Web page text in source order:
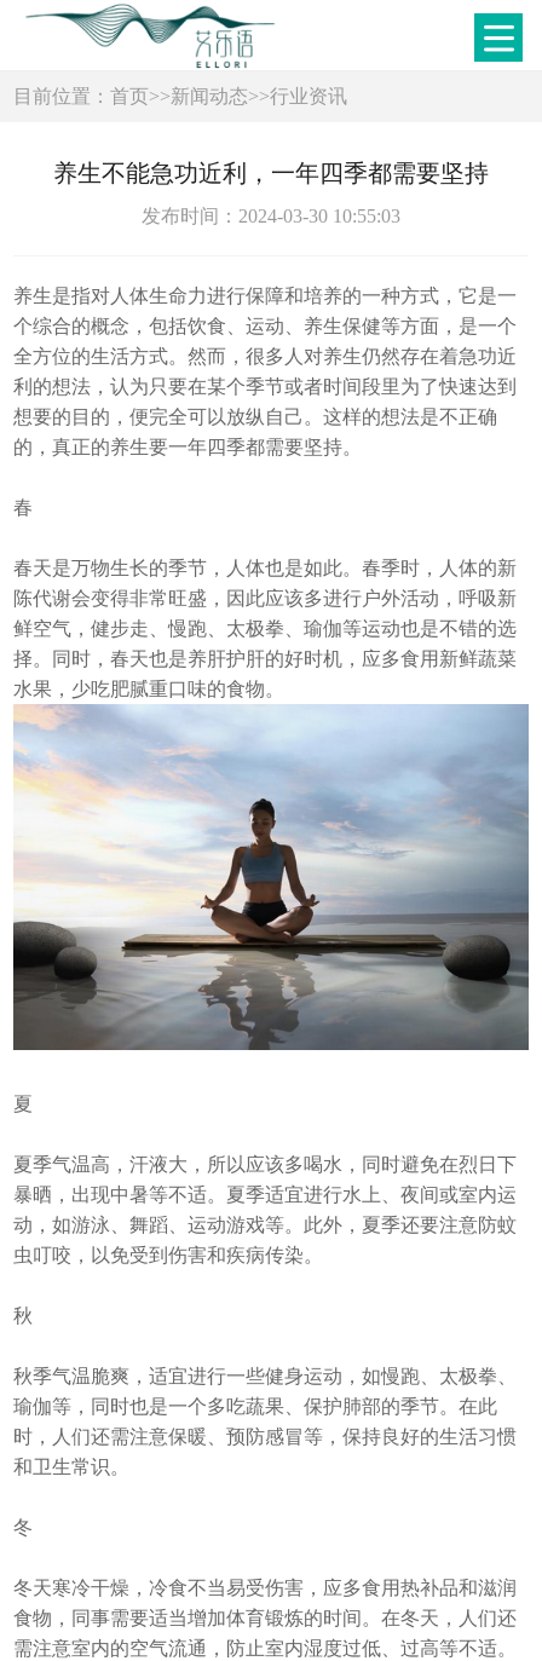
目前位置：首页>>新闻动态>>行业资讯
养生不能急功近利，一年四季都需要坚持
发布时间：2024-03-30 10:55:03
养生是指对人体生命力进行保障和培养的一种方式，它是一
个综合的概念，包括饮食、运动、养生保健等方面，是一个
全方位的生活方式。然而，很多人对养生仍然存在着急功近
利的想法，认为只要在某个季节或者时间段里为了快速达到
想要的目的，便完全可以放纵自己。这样的想法是不正确
的，真正的养生要一年四季都需要坚持。
春
春天是万物生长的季节，人体也是如此。春季时，人体的新
陈代谢会变得非常旺盛，因此应该多进行户外活动，呼吸新
鲜空气，健步走、慢跑、太极拳、瑜伽等运动也是不错的选
择。同时，春天也是养肝护肝的好时机，应多食用新鲜蔬菜
水果，少吃肥腻重口味的食物。
夏
夏季气温高，汗液大，所以应该多喝水，同时避免在烈日下
暴晒，出现中暑等不适。夏季适宜进行水上、夜间或室内运
动，如游泳、舞蹈、运动游戏等。此外，夏季还要注意防蚊
虫叮咬，以免受到伤害和疾病传染。
秋
秋季气温脆爽，适宜进行一些健身运动，如慢跑、太极拳、
瑜伽等，同时也是一个多吃蔬果、保护肺部的季节。在此
时，人们还需注意保暖、预防感冒等，保持良好的生活习惯
和卫生常识。
冬
冬天寒冷干燥，冷食不当易受伤害，应多食用热补品和滋润
食物，同事需要适当增加体育锻炼的时间。在冬天，人们还
需注意室内的空气流通，防止室内湿度过低、过高等不适。